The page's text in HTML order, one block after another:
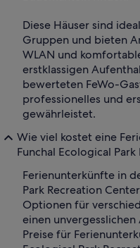
Diese Häuser sind
Gruppen und bieten
WLAN und
erstklassigen
bewerteten FeWo-
professionelles und
gewährleistet.
Wie viel kostet eine
Funchal Ecological
Ferienunterkünfte in
Park Recreation
Optionen für
einen
Preise für